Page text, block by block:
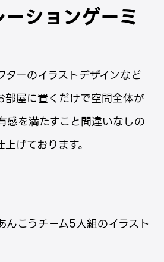
ションゲーミ
ターのイラストデザインなど
部屋に置くだけで空間全体が
感を満たすこと間違いなしの
げております。
んこうチーム5人組のイラスト